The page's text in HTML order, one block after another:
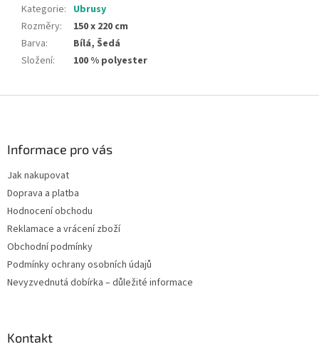
Kategorie: Ubrusy
Rozměry:
150 x 220 cm
Barva:
Bílá, Šedá
Složení: 100 % polyester
Informace pro vás
Jak nakupovat
Doprava a platba
Hodnocení obchodu
Reklamace a vrácení zboží
Obchodní podmínky
Podmínky ochrany osobních údajů
Nevyzvednutá dobírka – důležité informace
Kontakt